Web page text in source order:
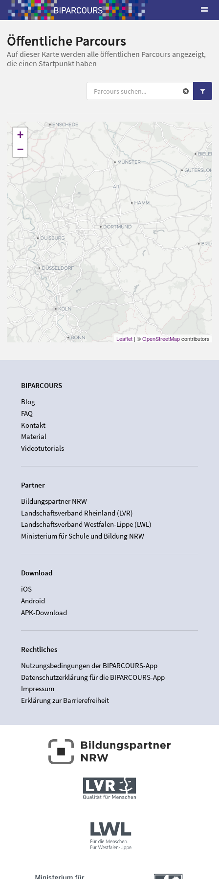
Öffentliche Parcours
Auf dieser Karte werden alle öffentlichen Parcours angezeigt,
die einen Startpunkt haben
+
−
Leaflet | ©OpenStreetMapcontributors
BIPARCOURS
Blog
FAQ
Kontakt
Material
Videotutorials
Partner
Bildungspartner NRW
Landschaftsverband Rheinland (LVR)
Landschaftsverband Westfalen-Lippe (LWL)
Ministerium für Schule und Bildung NRW
Download
iOS
Android
APK-Download
Rechtliches
Nutzungsbedingungen der BIPARCOURS-App
Datenschutzerklärung für die BIPARCOURS-App
Impressum
Erklärung zur Barrierefreiheit